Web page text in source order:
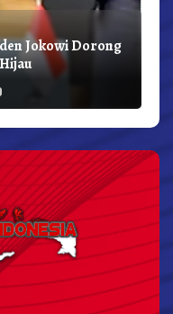
Jokowi Dorong